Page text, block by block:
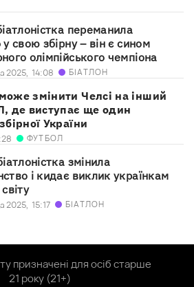
переманила
у свою збірну – він є сином
олімпійського чемпіона
2025, 14:08 БІАТЛОН
змінити Челсі на інший
де виступає ще один
України
ФУТБОЛ
змінила
і кидає виклик українкам
2025, 15:17 БІАТЛОН
призначені для осіб старше
21 року (21+)